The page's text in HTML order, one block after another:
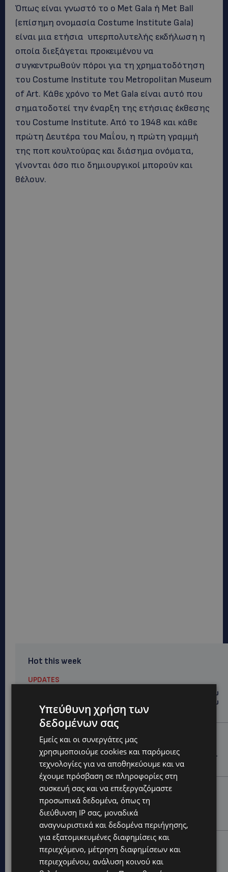
Όπως είναι γνωστό το ο Met Gala ή Met Ball
(επίσημη ονομασία Costume Institute Gala)
είναι μια ετήσια υπερπολυτελής εκδήλωση η
οποία διεξάγεται προκειμένου να
συγκεντρωθούν πόροι για τη χρηματοδότηση
του Costume Institute του Metropolitan Museum
of Art. Κάθε χρόνο το Met Gala είναι αυτό που
σηματοδοτεί την έναρξη της ετήσιας έκθεσης
του Costume Institute. Από το 1948 και κάθε
πρώτη Δευτέρα του Μαΐου, η πρώτη γραμμή
της ποπ κουλτούρας και διάσημα ονόματα,
γίνονται όσο πιο δημιουργικοί μπορούν και
θέλουν.
Hot this week
UPDATES
ΤΑΣΟΣ ΧΑΤΖΗΓΙΟΒΑΝΗΣ: Η συγκλονιστική ιστορία του
12χρονου Δημήτρη και η δωρεά των 12.500 ευρώ που
του έδωσε ελπίδα
STORIES
ΕΞΩΤΙΚΑ ΖΩΑ ΣΤΗΝ ΚΥΠΡΟ: Πότε επιτρέπεται και
πότε απαγορεύεται να έχεις μαϊμού ως κατοικίδιο –
Ποια ζώα μπορείς να διατηρείς νόμιμα
UPDATES
ΧΩΡΙΣ ΣΩΣΣΙΒΙΟ Η ΘΑΛΑΣΣΙΑ ΣΥΝΔΕΣΗ ΚΥΠΡΟΥ-
ΕΛΛΑΔΑΣ: «Χωρίς επιδότηση το πλοίο δεν θα
ξανασηκώσει άγκυρα»
STORIES
ΜΑΡΙΝΟΣ ΚΩΝΣΤΑΝΤΙΝΙΔΗΣ: Οι πρωτοβουλίες για να
ξαναζωντανέψει η Μακαρίου και το κέντρο της
Υπεύθυνη χρήση των
δεδομένων σας
Εμείς και οι συνεργάτες μας
χρησιμοποιούμε cookies και παρόμοιες
τεχνολογίες για να αποθηκεύουμε και να
έχουμε πρόσβαση σε πληροφορίες στη
συσκευή σας και να επεξεργαζόμαστε
προσωπικά δεδομένα, όπως τη
διεύθυνση IP σας, μοναδικά
αναγνωριστικά και δεδομένα περιήγησης,
για εξατομικευμένες διαφημίσεις και
περιεχόμενο, μέτρηση διαφημίσεων και
περιεχομένου, ανάλυση κοινού και